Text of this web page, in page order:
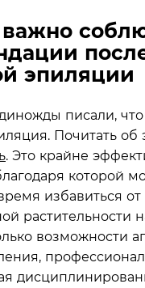
эпиляции
писали, что
Почитать
. Это крайне
которой
избавиться от
растительности
возможности